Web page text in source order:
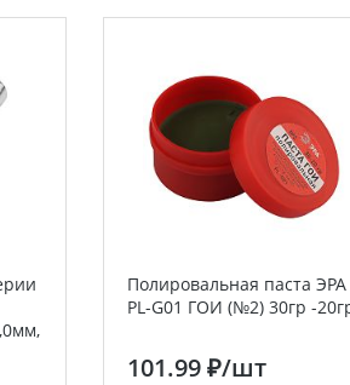
Полировальная паста ЭРА
PL-G01 ГОИ (№2) 30гр -
101.99 ₽/шт